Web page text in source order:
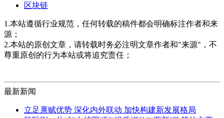
区块链
1.本站遵循行业规范，任何转载的稿件都会明确标注作者和来
源；
2.本站的原创文章，请转载时务必注明文章作者和"来源"，不
尊重原创的行为本站或将追究责任；
最新新闻
立足禀赋优势 深化内外联动 加快构建新发展格局